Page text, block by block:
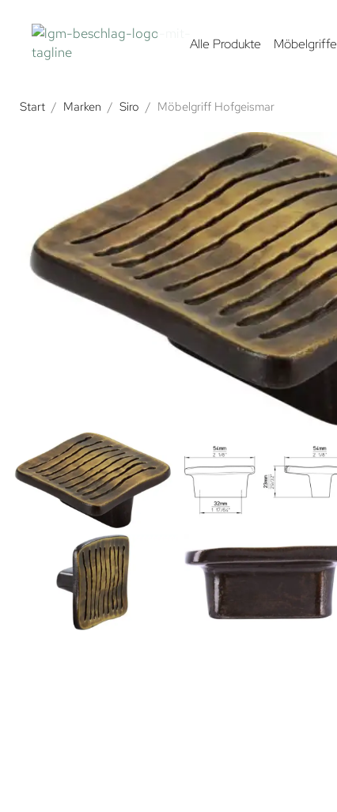
Alle Produkte Möbelgriffe
Start / Marken / Siro / Möbelgriff Hofgeismar